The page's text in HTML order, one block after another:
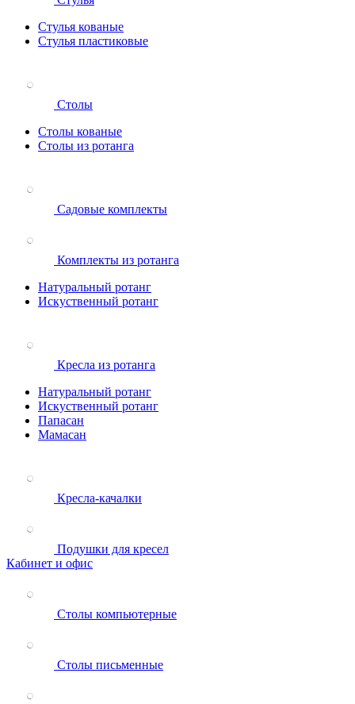
Стулья кованые
Стулья пластиковые
Столы
Столы кованые
Столы из ротанга
Садовые комплекты
Комплекты из ротанга
Натуральный ротанг
Искуственный ротанг
Кресла из ротанга
Натуральный ротанг
Искуственный ротанг
Папасан
Мамасан
Кресла-качалки
Подушки для кресел
Кабинет и офис
Столы компьютерные
Столы письменные